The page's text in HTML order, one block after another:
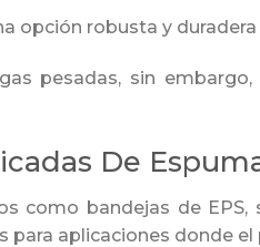
opción robusta y
pesadas, sin
De
como bandejas de
aplicaciones donde